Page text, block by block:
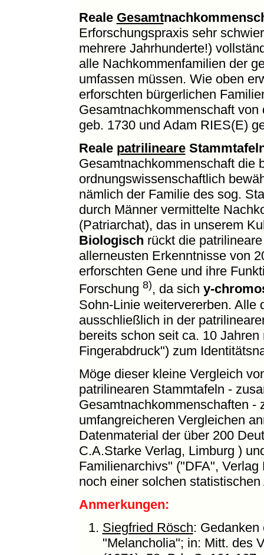
Reale Gesamt
Erforschungspraxis sehr
mehrere Jahrhunderte!)
alle Nachkommenfamilien der
umfassen müssen. Wie oben
erforschten bürgerlichen
Gesamtnachkommenschaft
geb. 1730 und Adam RIES(E)
Reale patrilineare
Gesamtnachkommenschaft die
ordnungswissenschaftlich
nämlich der Familie des sog.
durch Männer vermittelte
(Patriarchat), das in unserem
Biologisch rückt die
allerneusten Erkenntnisse von
erforschten Gene und ihre
Forschung 8), da sich y-
Sohn-Linie weitervererben. Alle
ausschließlich in der
bereits schon seit ca. 10
Fingerabdruck") zum
Möge dieser kleine Vergleich
patrilinearen Stammtafeln -
Gesamtnachkommenschaften -
umfangreicheren Vergleichen
Datenmaterial der über 200
C.A.Starke Verlag, Limburg )
Familienarchivs" ("DFA",
noch einer solchen
Anmerkungen:
Siegfried Rösch:
"Melancholia"; in: Mitt. des